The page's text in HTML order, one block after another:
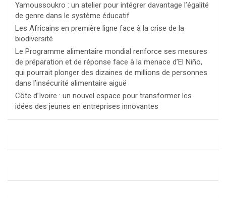
Yamoussoukro : un atelier pour intégrer davantage l’égalité
de genre dans le système éducatif
Les Africains en première ligne face à la crise de la
biodiversité
Le Programme alimentaire mondial renforce ses mesures
de préparation et de réponse face à la menace d’El Niño,
qui pourrait plonger des dizaines de millions de personnes
dans l’insécurité alimentaire aiguë
Côte d’Ivoire : un nouvel espace pour transformer les
idées des jeunes en entreprises innovantes